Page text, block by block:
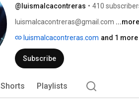
@luismalcacontreras • 410
luismalcacontreras@gmail.com ...more
luismalcacontreras.com and 1
Subscribe
Shorts Playlists